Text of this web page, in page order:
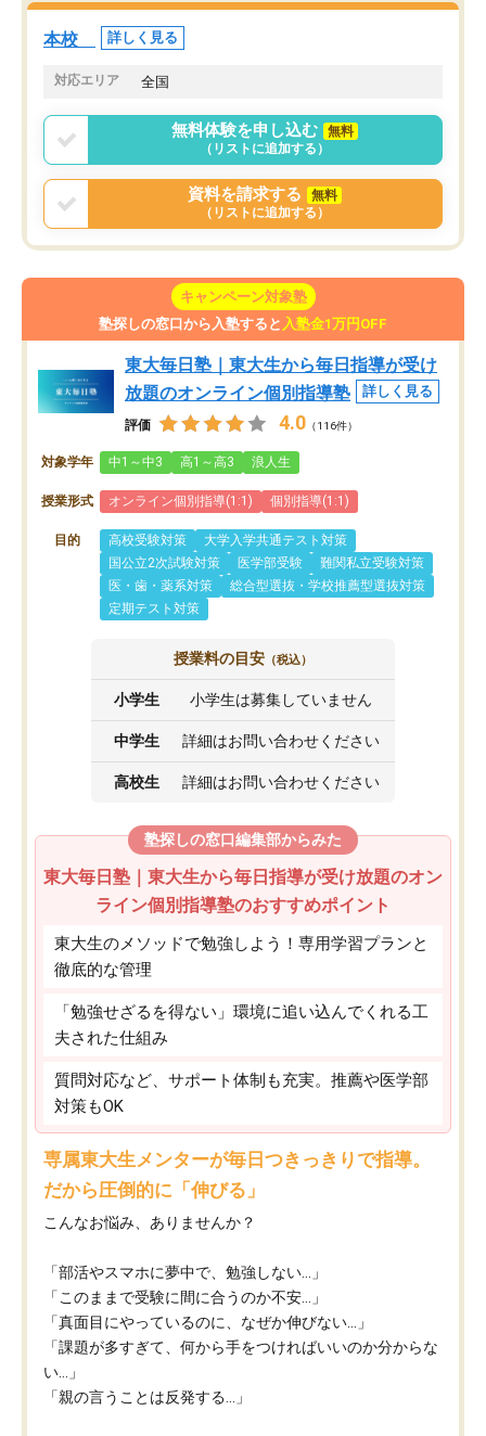
すめできる塾です。
本校 詳しく見る
対応エリア 全国
無料体験を申し込む
無料
（リストに追加する）
資料を請求する
無料
（リストに追加する）
キャンペーン対象塾
塾探しの窓口から入塾すると 入塾金1万円OFF
東大毎日塾｜東大生から毎日指導が受け
放題のオンライン個別指導塾
詳しく見る
評価 4.0 （116件）
対象学年 中1～中3 高1～高3 浪人生
授業形式 オンライン個別指導(1:1) 個別指導(1:1)
目的 高校受験対策
大学入学共通テスト対策
国公立2次試験対策
医学部受験
難関私立受験対策
医・歯・薬系対策
総合型選抜・学校推薦型選抜対策
定期テスト対策
授業料の目安 （税込）
小学生 小学生は募集していません
中学生 詳細はお問い合わせください
高校生 詳細はお問い合わせください
塾探しの窓口編集部からみた
東大毎日塾｜東大生から毎日指導が受け放題のオン
ライン個別指導塾のおすすめポイント
東大生のメソッドで勉強しよう！専用学習プランと
徹底的な管理
「勉強せざるを得ない」環境に追い込んでくれる工
夫された仕組み
質問対応など、サポート体制も充実。推薦や医学部
対策もOK
専属東大生メンターが毎日つきっきりで指導。
だから圧倒的に「伸びる」
こんなお悩み、ありませんか？
「部活やスマホに夢中で、勉強しない…」
「このままで受験に間に合うのか不安…」
「真面目にやっているのに、なぜか伸びない…」
「課題が多すぎて、何から手をつければいいのか分からな
い…」
「親の言うことは反発する…」